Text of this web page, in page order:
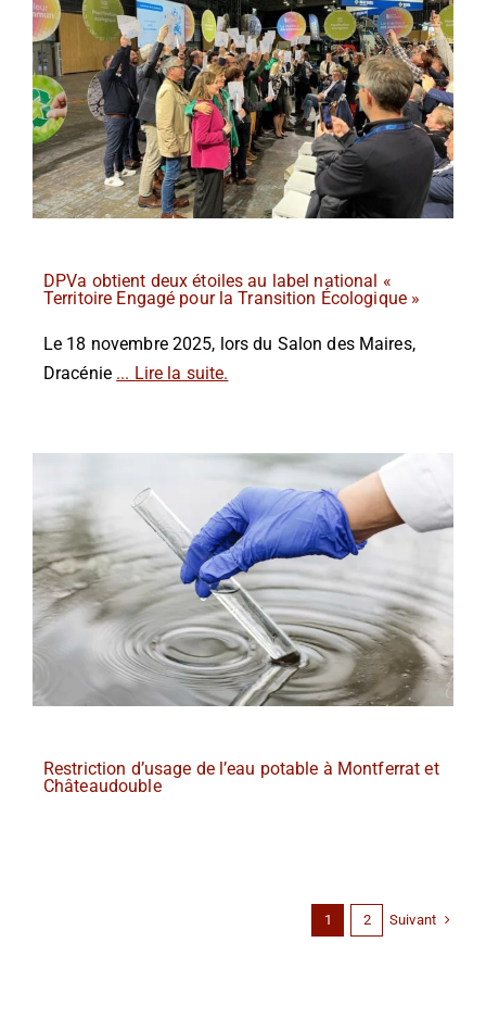
DPVa obtient deux étoiles au label national «
Territoire Engagé pour la Transition Écologique »
Le 18 novembre 2025, lors du Salon des Maires,
Dracénie ... Lire la suite.
Restriction d’usage de l’eau potable à Montferrat et
Châteaudouble
1 2 Suivant